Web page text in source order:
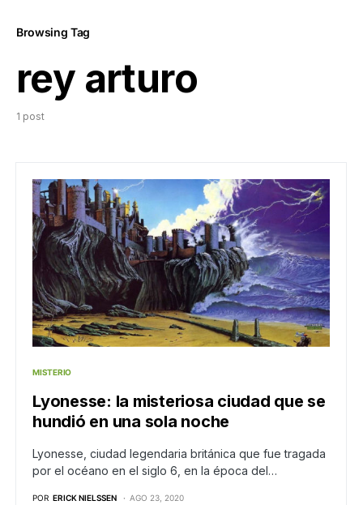
Browsing Tag
rey arturo
1 post
MISTERIO
Lyonesse: la misteriosa ciudad que se
hundió en una sola noche
Lyonesse, ciudad legendaria británica que fue tragada
por el océano en el siglo 6, en la época del…
POR ERICK NIELSSEN AGO 23, 2020